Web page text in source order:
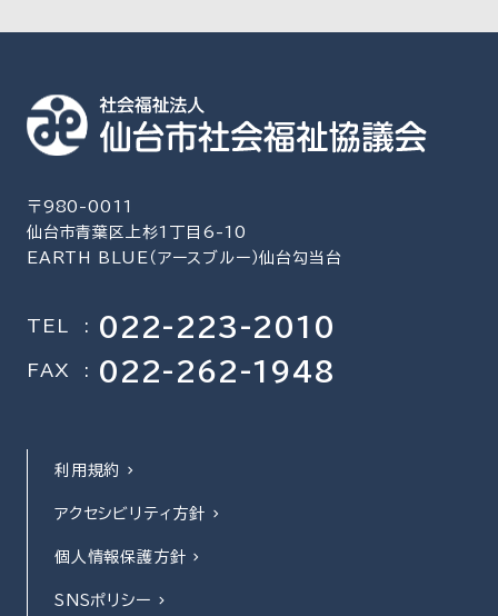
〒980-0011
仙台市青葉区上杉1丁目6-10
EARTH BLUE（アースブルー）仙台勾当台
TEL : 022-223-2010
FAX : 022-262-1948
利用規約
アクセシビリティ方針
個人情報保護方針
SNSポリシー